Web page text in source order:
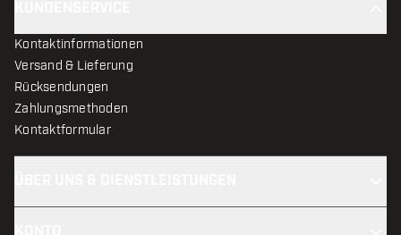
Kontaktinformationen
Versand & Lieferung
Rücksendungen
Zahlungsmethoden
Kontaktformular